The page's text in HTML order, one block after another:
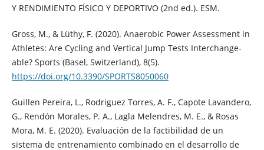
Y RENDIMIENTO FÍSICO Y DEPORTIVO (2nd ed.). ESM.
Gross, M., & Lüthy, F. (2020). Anaerobic Power Assessment in
Athletes: Are Cycling and Vertical Jump Tests Interchange-
able? Sports (Basel, Switzerland), 8(5).
https://doi.org/10.3390/SPORTS8050060
Guillen Pereira, L., Rodriguez Torres, A. F., Capote Lavandero,
G., Rendón Morales, P. A., Lagla Melendres, M. E., & Rosas
Mora, M. E. (2020). Evaluación de la factibilidad de un
sistema de entrenamiento combinado en el desarrollo de